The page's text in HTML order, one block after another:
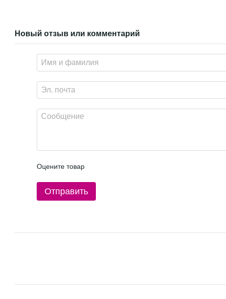
Новый отзыв или комментарий
Оцените товар
Отправить